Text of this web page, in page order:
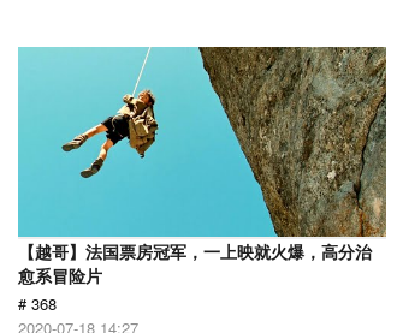
【越哥】法国票房冠军，一上映就火爆，高分治
愈系冒险片
# 368
2020-07-18 14:27